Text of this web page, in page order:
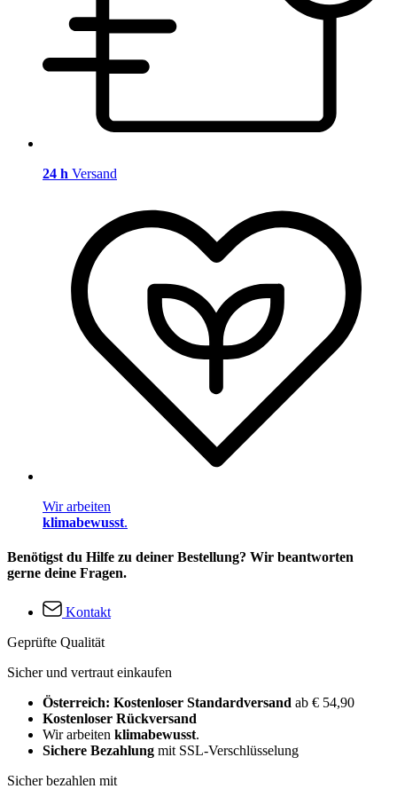
24 h Versand
Wir arbeiten
klimabewusst.
Benötigst du Hilfe zu deiner Bestellung? Wir beantworten
gerne deine Fragen.
Kontakt
Geprüfte Qualität
Sicher und vertraut einkaufen
Österreich: Kostenloser Standardversand ab € 54,90
Kostenloser Rückversand
Wir arbeiten klimabewusst.
Sichere Bezahlung mit SSL-Verschlüsselung
Sicher bezahlen mit